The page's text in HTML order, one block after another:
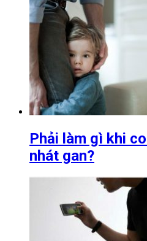
Phải làm gì khi
nhát gan?